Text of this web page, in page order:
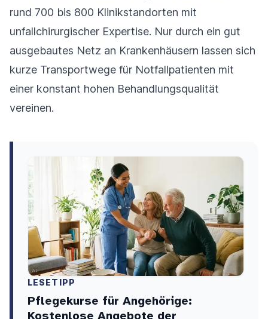
rund 700 bis 800 Klinikstandorten mit
unfallchirurgischer Expertise. Nur durch ein gut
ausgebautes Netz an Krankenhäusern lassen sich
kurze Transportwege für Notfallpatienten mit
einer konstant hohen Behandlungsqualität
vereinen.
LESETIPP
Pflegekurse für Angehörige:
Kostenlose Angebote der